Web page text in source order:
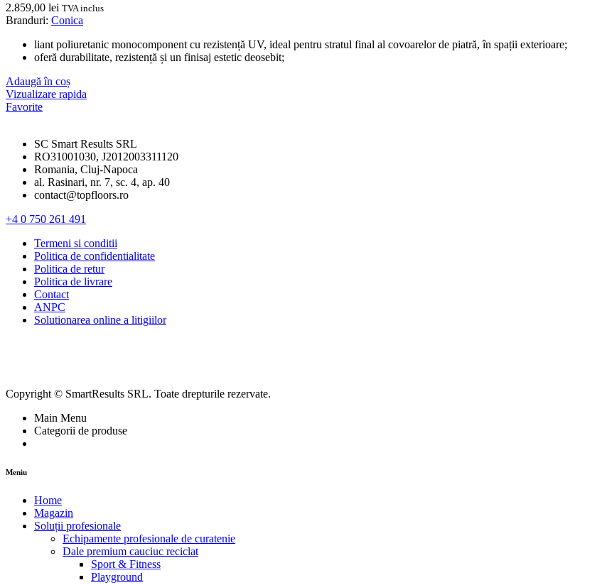
2.859,00 lei TVA inclus
Branduri: Conica
liant poliuretanic monocomponent cu rezistență UV, ideal pentru stratul final al covoarelor de piatră, în spații exterioare;
oferă durabilitate, rezistență și un finisaj estetic deosebit;
Adaugă în coș
Vizualizare rapida
Favorite
SC Smart Results SRL
RO31001030, J2012003311120
Romania, Cluj-Napoca
al. Rasinari, nr. 7, sc. 4, ap. 40
contact@topfloors.ro
+4 0 750 261 491
Termeni si conditii
Politica de confidentialitate
Politica de retur
Politica de livrare
Contact
ANPC
Solutionarea online a litigiilor
Copyright © SmartResults SRL. Toate drepturile rezervate.
Main Menu
Categorii de produse
Meniu
Home
Magazin
Soluții profesionale
Echipamente profesionale de curatenie
Dale premium cauciuc reciclat
Sport & Fitness
Playground